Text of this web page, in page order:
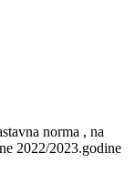
norma , na
2022/2023.godine